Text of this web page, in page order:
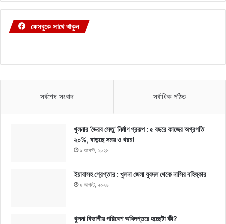
ফেসবুকে সাথে থাকুন
সর্বশেষ সংবাদ সর্বাধিক পঠিত
খুলনার ‘ভৈরব সেতু’ নির্মাণ প্রকল্প : ৫ বছরে কাজের অগ্রগতি
২০%, বাড়ছে সময় ও খরচ!
৯ আগস্ট, ২০২৬
ইয়াবাসহ গ্রেপ্তার : খুলনা জেলা যুবদল থেকে নাসির বহিষ্কার
৯ আগস্ট, ২০২৬
খুলনা বিভাগীয় পরিবেশ অধিদপ্তরে হচ্ছেটা কী?